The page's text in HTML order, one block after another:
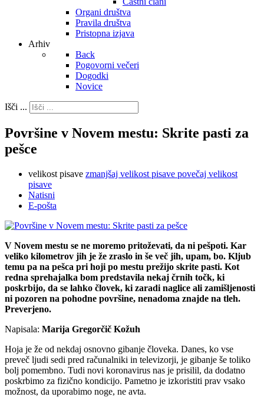
Organi društva
Pravila društva
Pristopna izjava
Arhiv
Back
Pogovorni večeri
Dogodki
Novice
Išči ...
Površine v Novem mestu: Skrite pasti za
pešce
velikost pisave zmanjšaj velikost pisave povečaj velikost
pisave
Natisni
E-pošta
V Novem mestu se ne moremo pritoževati, da ni pešpoti. Kar
veliko kilometrov jih je že zraslo in še več jih, upam, bo. Kljub
temu pa na pešca pri hoji po mestu prežijo skrite pasti. Kot
redna sprehajalka bom predstavila nekaj črnih točk, ki
poskrbijo, da se lahko človek, ki zaradi naglice ali zamišljenosti
ni pozoren na pohodne površine, nenadoma znajde na tleh.
Preverjeno.
Napisala: Marija Gregorčič Kožuh
Hoja je že od nekdaj osnovno gibanje človeka. Danes, ko vse
preveč ljudi sedi pred računalniki in televizorji, je gibanje še toliko
bolj pomembno. Tudi novi koronavirus nas je prisilil, da dodatno
poskrbimo za fizično kondicijo. Pametno je izkoristiti prav vsako
možnost, da uporabimo noge, ne avta.